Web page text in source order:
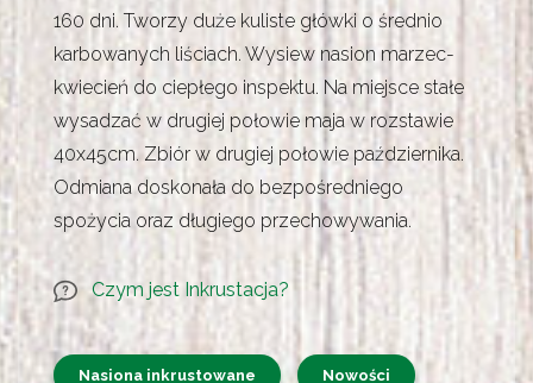
160 dni. Tworzy duże kuliste główki o średnio
karbowanych liściach. Wysiew nasion marzec-
kwiecień do ciepłego inspektu. Na miejsce stałe
wysadzać w drugiej połowie maja w rozstawie
40x45cm. Zbiór w drugiej połowie października.
Odmiana doskonała do bezpośredniego
spożycia oraz długiego przechowywania.
Czym jest Inkrustacja?
Nasiona inkrustowane Nowości